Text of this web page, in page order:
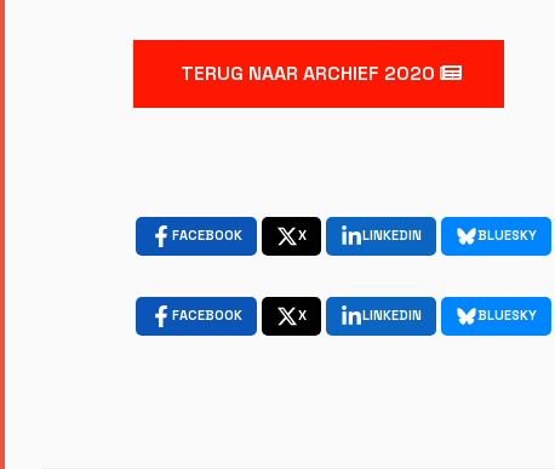
TERUG NAAR ARCHIEF 2020
FACEBOOK X LINKEDIN BLUESKY
FACEBOOK X LINKEDIN BLUESKY